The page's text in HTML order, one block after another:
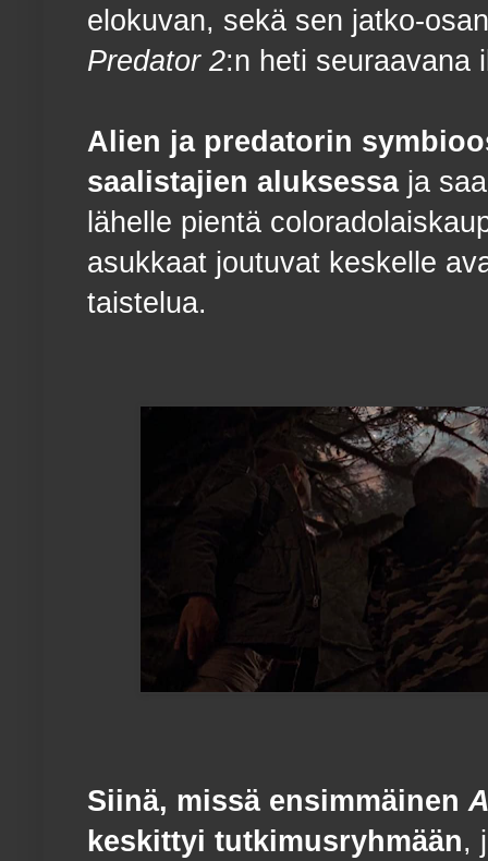
elokuvan, sekä sen jatko-
Predator 2:n heti seuraavana
Alien ja predatorin
saalistajien aluksessaja saa
lähelle pientä
asukkaat joutuvat keskelle
taistelua.
Siinä, missä ensimmäinen
keskittyi tutkimusryhmään,